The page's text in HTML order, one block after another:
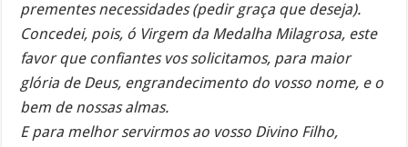
prementes necessidades (pedir graça que deseja).
Concedei, pois, ó Virgem da Medalha Milagrosa, este
favor que confiantes vos solicitamos, para maior
glória de Deus, engrandecimento do vosso nome, e o
bem de nossas almas.
E para melhor servirmos ao vosso Divino Filho,